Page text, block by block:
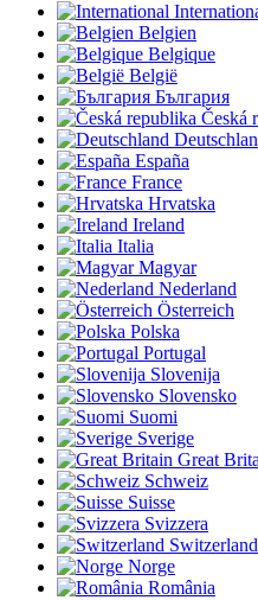
Belgien
Belgique
België
България
Česká
España
France
Hrvatska
Ireland
Italia
Magyar
Nederland
Österreich
Polska
Portugal
Slovenija
Slovensko
Suomi
Sverige
Great
Schweiz
Suisse
Svizzera
Switzerland
Norge
România